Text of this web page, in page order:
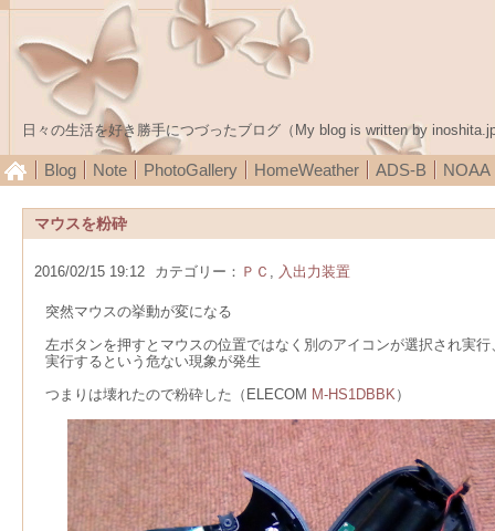
日々の生活を好き勝手につづったブログ（My blog is written by
Blog Note PhotoGallery HomeWeather ADS-B NOAA
マウスを粉砕
2016/02/15 19:12 カテゴリー： ＰＣ , 入出力装置
突然マウスの挙動が変になる
左ボタンを押すとマウスの位置ではなく別のアイコンが選択され実
実行するという危ない現象が発生
つまりは壊れたので粉砕した（ELECOM M-HS1DBBK）